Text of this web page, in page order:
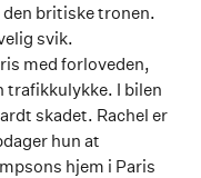
britiske tronen.
svik.
med forloveden,
trafikkulykke. I bilen
skadet. Rachel er
hun at
hjem i Paris